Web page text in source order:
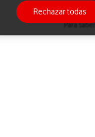
Con el servicio de
Los pasos que se
Para
Rechazar todas